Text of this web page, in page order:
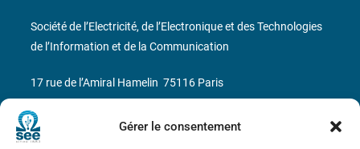
Gérer le consentement
Société de l’Electricité, de l’Electronique et des Technologies
de l’Information et de la Communication
17 rue de l’Amiral Hamelin 75116 Paris
Métro : « Boissière » Ligne 6 et « Iéna » Ligne 9